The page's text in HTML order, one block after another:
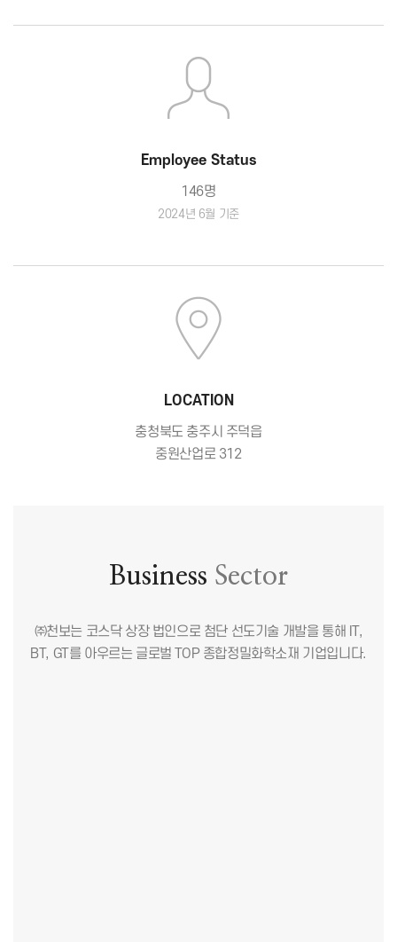
Employee Status
146명
2024년 6월 기준
LOCATION
충청북도 충주시 주덕읍
중원산업로 312
Business Sector
㈜천보는 코스닥 상장 법인으로 첨단 선도기술 개발을 통해 IT,
BT, GT를 아우르는 글로벌 TOP 종합정밀화학소재 기업입니다.